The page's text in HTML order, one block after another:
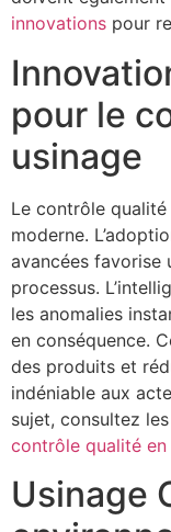
innovations pour
pour le
usinage
Le contrôle qualité
moderne.
avancées favorise
processus.
les anomalies
en conséquence.
des produits et
indéniable aux
sujet, consultez les
contrôle qualité en
Usinage